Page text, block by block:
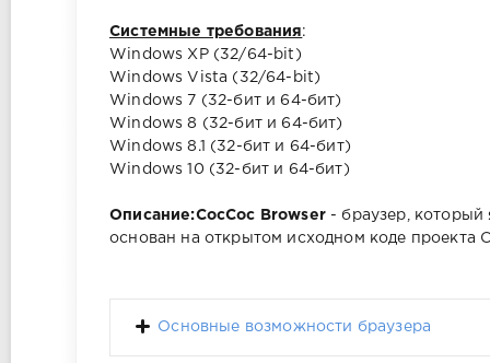
Системные требования:
Windows XP (32/64-bit)
Windows Vista (32/64-bit)
Windows 7 (32-бит и 64-бит)
Windows 8 (32-бит и 64-бит)
Windows 8.1 (32-бит и 64-бит)
Windows 10 (32-бит и 64-бит)
Описание:CocCoc Browser- браузер, который
основан на открытом исходном коде проекта
Основные возможности браузера